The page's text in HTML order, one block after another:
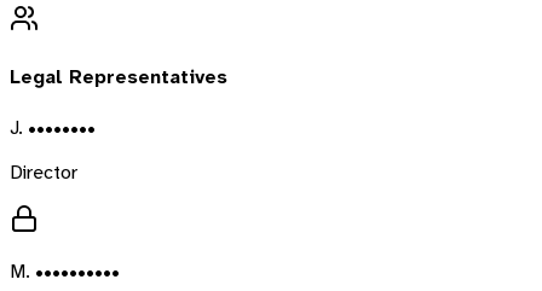
Legal Representatives
J. ••••••••
Director
M. ••••••••••